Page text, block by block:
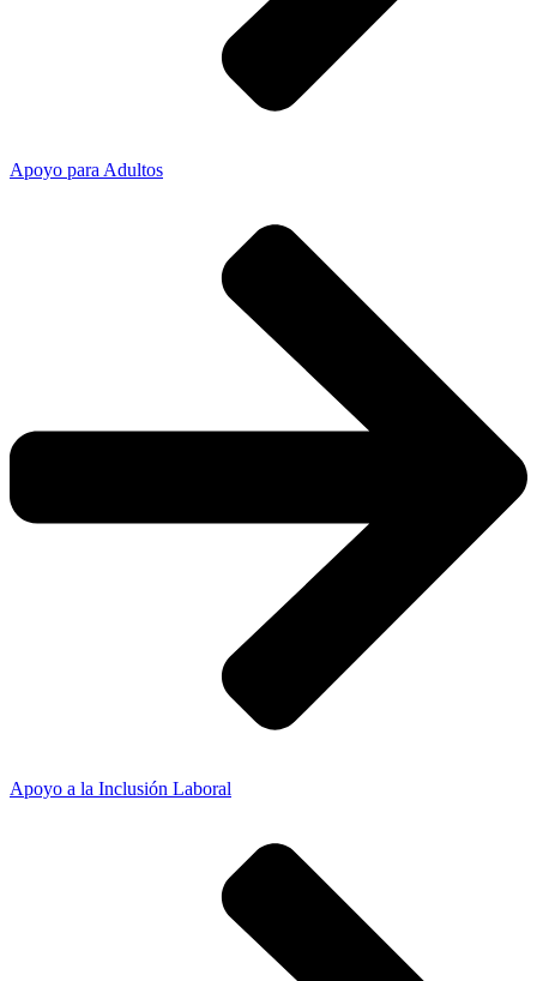
Apoyo para Adultos
Apoyo a la Inclusión Laboral